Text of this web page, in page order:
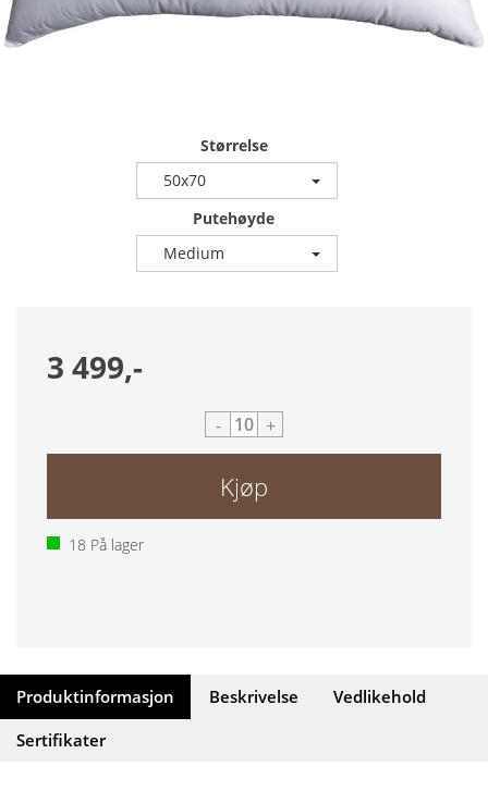
Størrelse
50x70
Putehøyde
Medium
3 499,-
- +
Kjøp
18 På lager
Produktinformasjon Beskrivelse
Vedlikehold
Sertifikater